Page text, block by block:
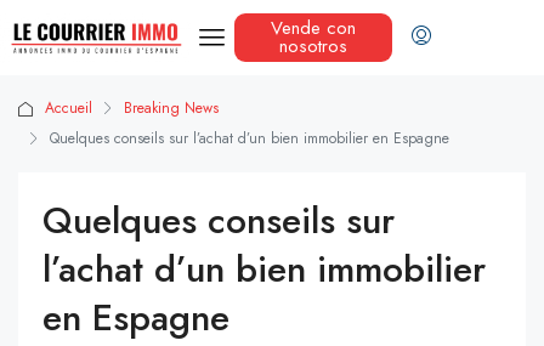
Vende con
nosotros
Accueil
Breaking News
Quelques conseils sur l’achat d’un bien immobilier en Espagne
Quelques conseils sur
l’achat d’un bien immobilier
en Espagne